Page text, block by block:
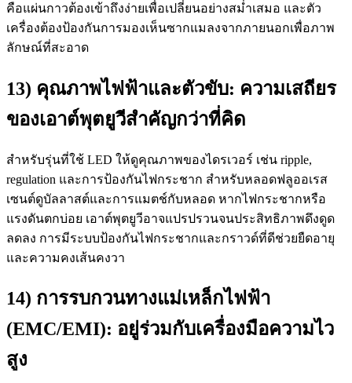
คือแผ่นกาวต้องเข้าถึงง่ายเพื่อเปลี่ยนอย่างสม่ำเสมอ และตัว
เครื่องต้องป้องกันการมองเห็นซากแมลงจากภายนอกเพื่อภาพ
ลักษณ์ที่สะอาด
13) คุณภาพไฟฟ้าและตัวขับ: ความเสถียร
ของเอาต์พุตยูวีสำคัญกว่าที่คิด
สำหรับรุ่นที่ใช้ LED ให้ดูคุณภาพของไดรเวอร์ เช่น ripple,
regulation และการป้องกันไฟกระชาก สำหรับหลอดฟลูออเรส
เซนต์ดูบัลลาสต์และการแมตช์กับหลอด หากไฟกระชากหรือ
แรงดันตกบ่อย เอาต์พุตยูวีอาจแปรปรวนจนประสิทธิภาพดึงดูด
ลดลง การมีระบบป้องกันไฟกระชากและกราวด์ที่ดีช่วยยืดอายุ
และความคงเส้นคงวา
14) การรบกวนทางแม่เหล็กไฟฟ้า
(EMC/EMI): อยู่ร่วมกับเครื่องมือความไว
สูง